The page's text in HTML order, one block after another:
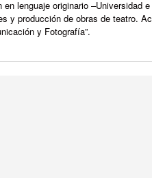
lenguaje originario –Universidad
y producción de obras de teatro.
y Fotografía”.